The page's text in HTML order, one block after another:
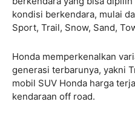
kondisi berkendara, mulai
Sport, Trail, Snow, Sand,
Honda memperkenalkan
generasi terbarunya, yakni
mobil SUV Honda harga
kendaraan off road.